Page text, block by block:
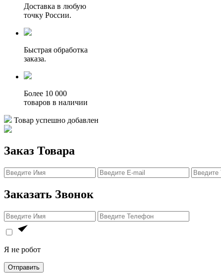
Доставка в любую
точку России.
Быстрая обработка
заказа.
Более 10 000
товаров в наличии
Товар успешно добавлен
Заказ Товара
Заказать Звонок
Я не робот
Отправить